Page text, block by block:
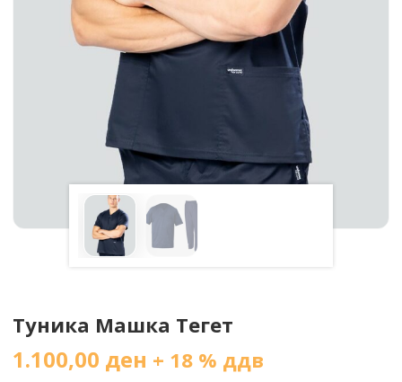
Туника Машка Тегет
1.100,00 ден + 18 % ддв